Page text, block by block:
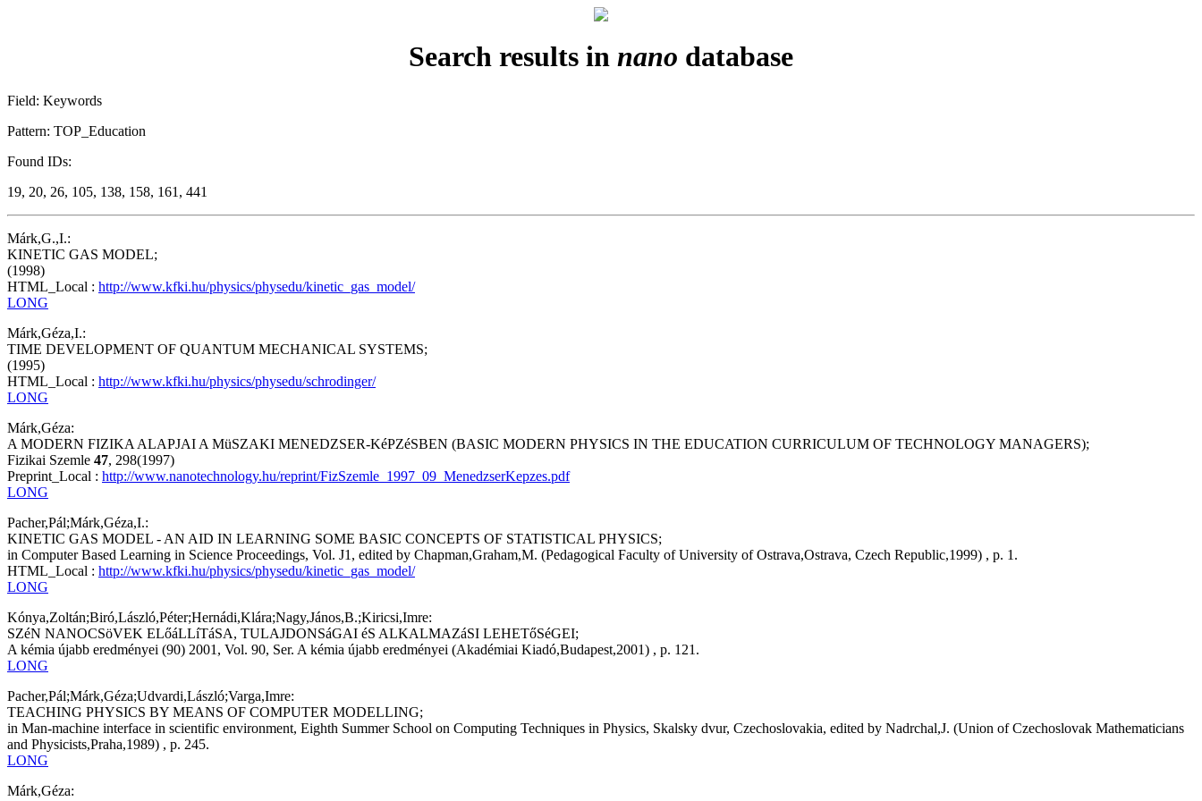
Search results in nano database
Field: Keywords
Pattern: TOP_Education
Found IDs:
19, 20, 26, 105, 138, 158, 161, 441
Márk,G.,I.:
KINETIC GAS MODEL;
(1998)
HTML_Local : http://www.kfki.hu/physics/physedu/kinetic_gas_model/
LONG
Márk,Géza,I.:
TIME DEVELOPMENT OF QUANTUM MECHANICAL SYSTEMS;
(1995)
HTML_Local : http://www.kfki.hu/physics/physedu/schrodinger/
LONG
Márk,Géza:
A MODERN FIZIKA ALAPJAI A MüSZAKI MENEDZSER-KéPZéSBEN (BASIC MODERN PHYSICS IN THE EDUCATION CURRICULUM OF TECHNOLOGY MANAGERS);
Fizikai Szemle 47, 298(1997)
Preprint_Local : http://www.nanotechnology.hu/reprint/FizSzemle_1997_09_MenedzserKepzes.pdf
LONG
Pacher,Pál;Márk,Géza,I.:
KINETIC GAS MODEL - AN AID IN LEARNING SOME BASIC CONCEPTS OF STATISTICAL PHYSICS;
in Computer Based Learning in Science Proceedings, Vol. J1, edited by Chapman,Graham,M. (Pedagogical Faculty of University of Ostrava,Ostrava, Czech Republic,1999) , p. 1.
HTML_Local : http://www.kfki.hu/physics/physedu/kinetic_gas_model/
LONG
Kónya,Zoltán;Biró,László,Péter;Hernádi,Klára;Nagy,János,B.;Kiricsi,Imre:
SZéN NANOCSöVEK ELőáLLíTáSA, TULAJDONSáGAI éS ALKALMAZáSI LEHETőSéGEI;
A kémia újabb eredményei (90) 2001, Vol. 90, Ser. A kémia újabb eredményei (Akadémiai Kiadó,Budapest,2001) , p. 121.
LONG
Pacher,Pál;Márk,Géza;Udvardi,László;Varga,Imre:
TEACHING PHYSICS BY MEANS OF COMPUTER MODELLING;
in Man-machine interface in scientific environment, Eighth Summer School on Computing Techniques in Physics, Skalsky dvur, Czechoslovakia, edited by Nadrchal,J. (Union of Czechoslovak Mathematicians
and Physicists,Praha,1989) , p. 245.
LONG
Márk,Géza: